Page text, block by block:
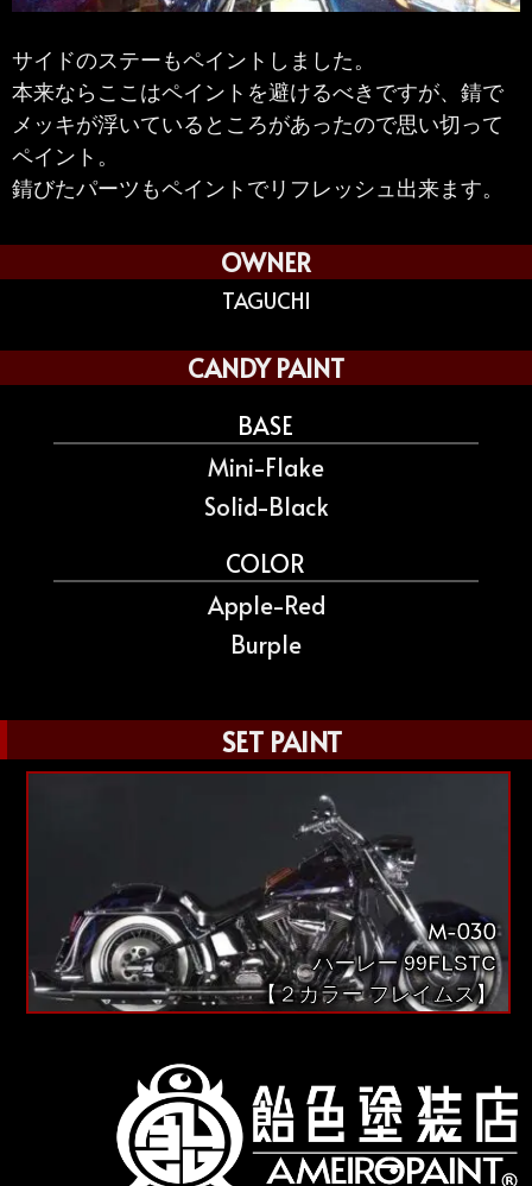
サイドのステーもペイントしました。
本来ならここはペイントを避けるべきですが、錆で
メッキが浮いているところがあったので思い切って
ペイント。
錆びたパーツもペイントでリフレッシュ出来ます。
OWNER
TAGUCHI
CANDY PAINT
BASE
Mini-Flake
Solid-Black
COLOR
Apple-Red
Burple
SET PAINT
M-030
ハーレー 99FLSTC
【２カラー フレイムス】